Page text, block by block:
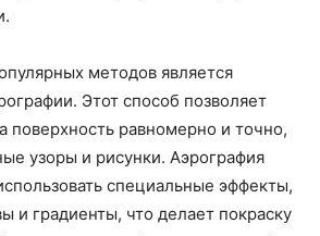
методов является
Этот способ позволяет
поверхность равномерно и точно,
узоры и рисунки. Аэрография
специальные эффекты,
и градиенты, что делает покраску